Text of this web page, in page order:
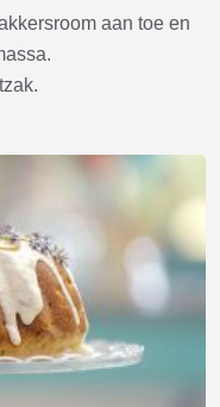
aan toe en